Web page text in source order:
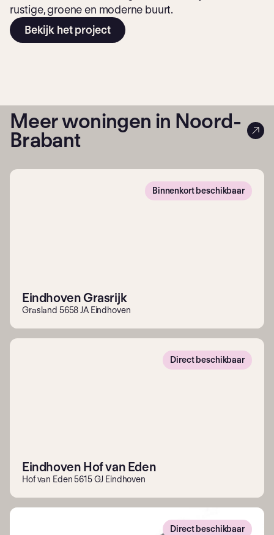
rustige, groene en moderne buurt.
Bekijk het project
Meer woningen in Noord-
Brabant
Binnenkort beschikbaar
Eindhoven Grasrijk
Grasland 5658 JA Eindhoven
Direct beschikbaar
Eindhoven Hof van Eden
Hof van Eden 5615 GJ Eindhoven
Direct beschikbaar